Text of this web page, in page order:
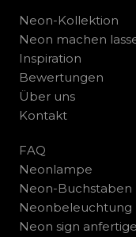
Neon-Kollektion
Neon machen
Inspiration
Bewertungen
Über uns
Kontakt
FAQ
Neonlampe
Neon-Buchstaben
Neonbeleuchtung
Neon sign